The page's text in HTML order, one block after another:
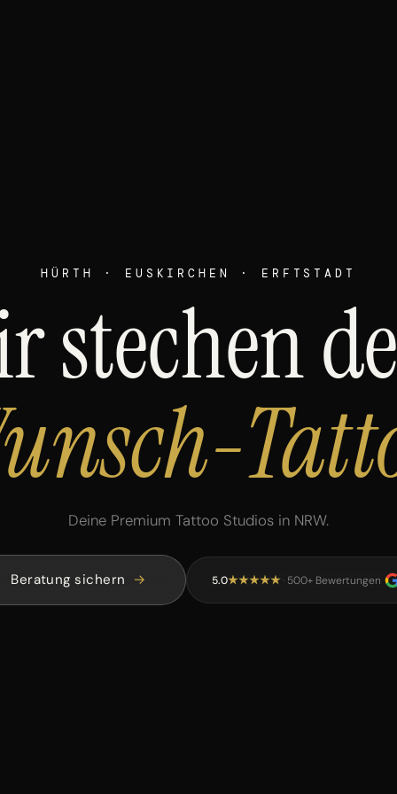
HÜRTH · EUSKIRCHEN · ERFTSTADT
stechen
Deine Premium Tattoo Studios in NRW.
Beratung sichern 5.0 · 500+ Bewertungen